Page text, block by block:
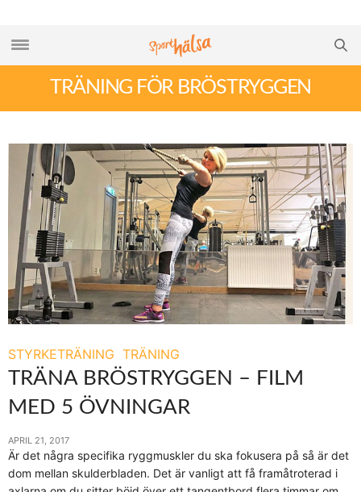
TRÄNING FÖR BRÖSTRYGGEN
STYRKETRÄNING TRÄNING
TRÄNA BRÖSTRYGGEN – FILM
MED 5 ÖVNINGAR
APRIL 21, 2017
Är det några specifika ryggmuskler du ska fokusera på så är det
dom mellan skulderbladen. Det är vanligt att få framåtroterad i